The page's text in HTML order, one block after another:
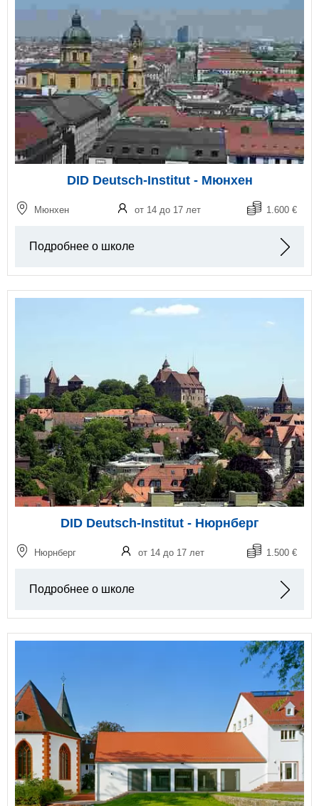
DID Deutsch-Institut - Мюнхен
Мюнхен от 14 до 17 лет 1.600 €
Подробнее о школе
DID Deutsch-Institut - Нюрнберг
Нюрнберг от 14 до 17 лет 1.500 €
Подробнее о школе